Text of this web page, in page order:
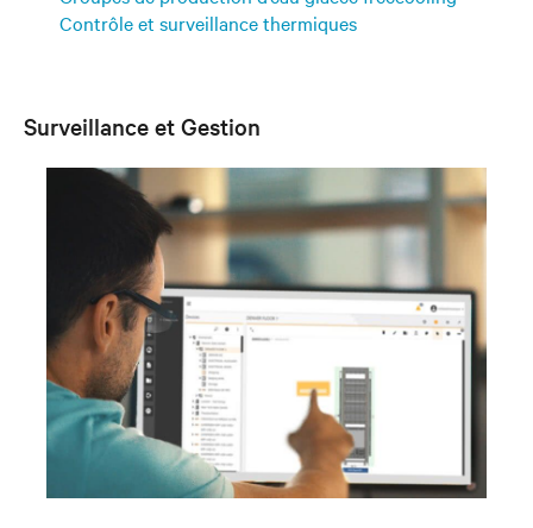
Contrôle et surveillance thermiques
Surveillance et Gestion